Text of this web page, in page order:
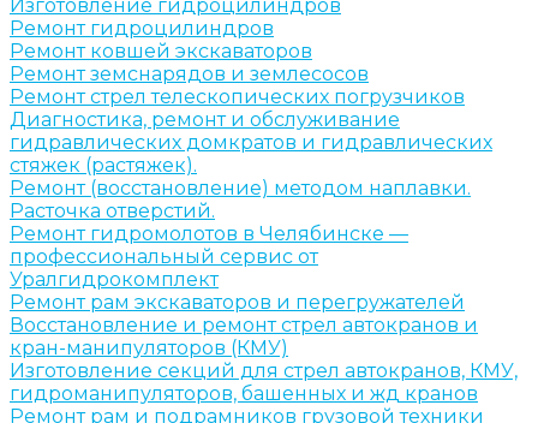
Изготовление гидроцилиндров
Ремонт гидроцилиндров
Ремонт ковшей экскаваторов
Ремонт земснарядов и землесосов
Ремонт стрел телескопических погрузчиков
Диагностика, ремонт и обслуживание
гидравлических домкратов и гидравлических
стяжек (растяжек).
Ремонт (восстановление) методом наплавки.
Расточка отверстий.
Ремонт гидромолотов в Челябинске —
профессиональный сервис от
Уралгидрокомплект
Ремонт рам экскаваторов и перегружателей
Восстановление и ремонт стрел автокранов и
кран-манипуляторов (КМУ)
Изготовление секций для стрел автокранов, КМУ,
гидроманипуляторов, башенных и жд кранов
Ремонт рам и подрамников грузовой техники